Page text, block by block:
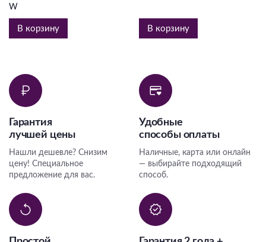
W
В корзину В корзину
Гарантия
лучшей цены
Нашли дешевле? Снизим
цену! Специальное
предложение для вас.
Удобные
способы оплаты
Наличные, карта или онлайн
— выбирайте подходящий
способ.